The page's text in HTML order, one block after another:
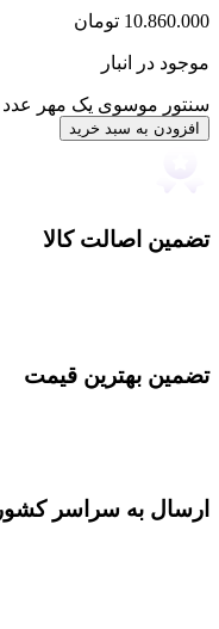
10.860.000 تومان
موجود در انبار
سنتور موسوی یک مهر عدد
افزودن به سبد خرید
تضمین اصالت کالا
تضمین بهترین قیمت
ارسال به سراسر کشور